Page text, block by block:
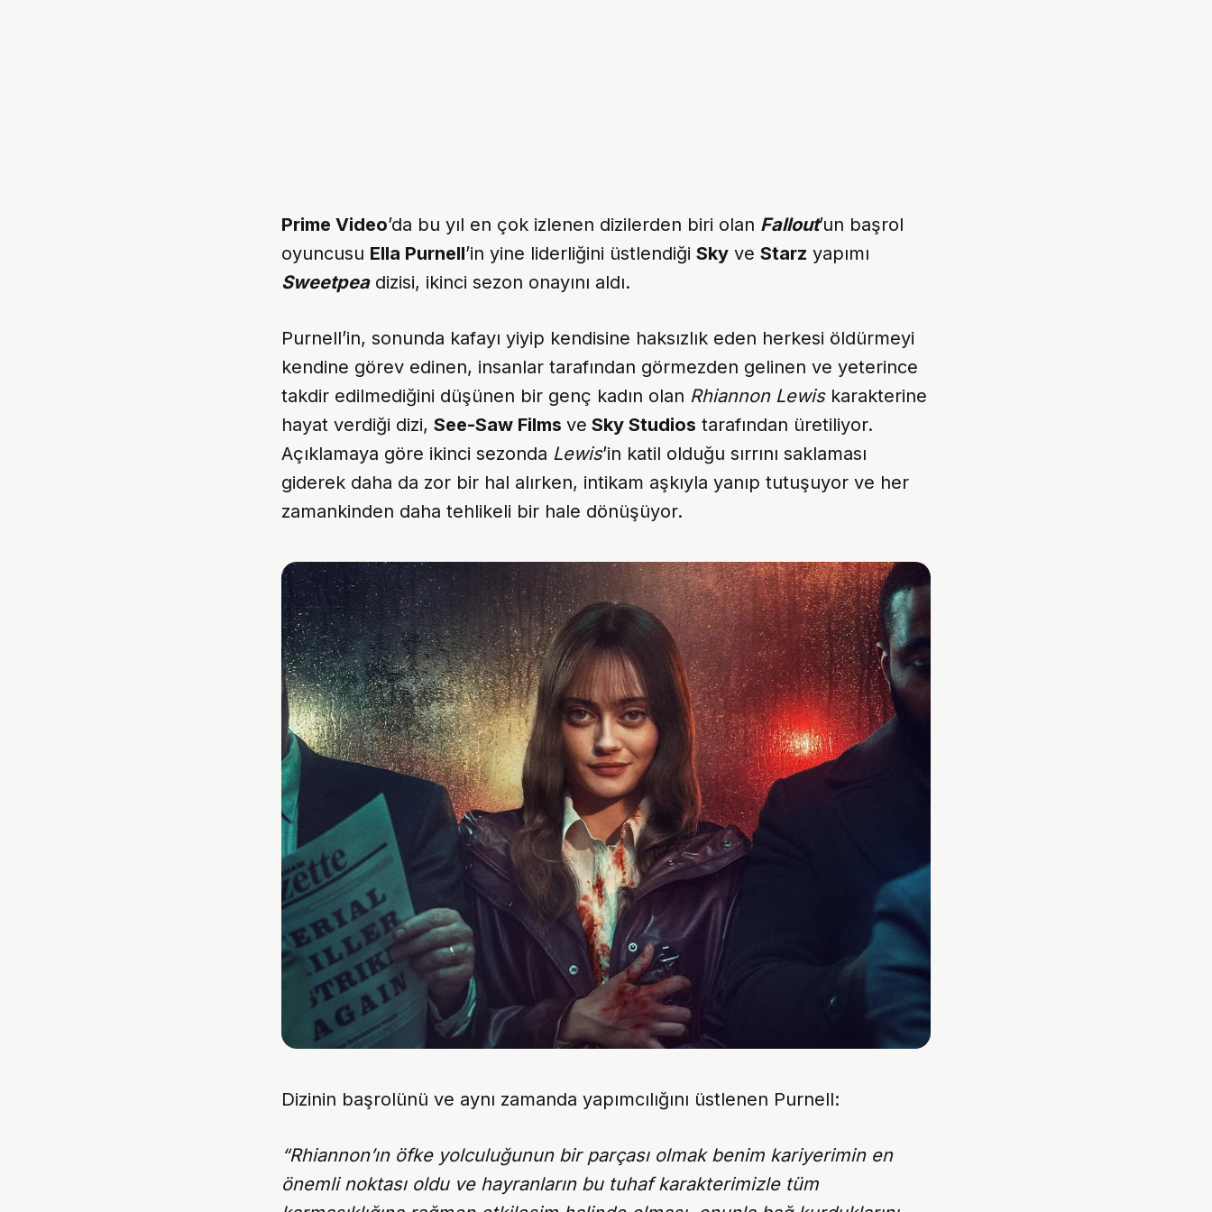
Prime Video’da bu yıl en çok izlenen dizilerden biri olan Fallout’un başrol
oyuncusu Ella Purnell’in yine liderliğini üstlendiği Sky ve Starz yapımı
Sweetpeadizisi, ikinci sezon onayını aldı.
Purnell’in, sonunda kafayı yiyip kendisine haksızlık eden herkesi öldürmeyi
kendine görev edinen, insanlar tarafından görmezden gelinen ve yeterince
takdir edilmediğini düşünen bir genç kadın olan Rhiannon Lewiskarakterine
hayat verdiği dizi, See-Saw Films ve Sky Studios tarafından üretiliyor.
Açıklamaya göre ikinci sezonda Lewis’in katil olduğu sırrını saklaması
giderek daha da zor bir hal alırken, intikam aşkıyla yanıp tutuşuyor ve her
zamankinden daha tehlikeli bir hale dönüşüyor.
Dizinin başrolünü ve aynı zamanda yapımcılığını üstlenen Purnell:
“Rhiannon’ın öfke yolculuğunun bir parçası olmak benim kariyerimin en
önemli noktası oldu ve hayranların bu tuhaf karakterimizle tüm